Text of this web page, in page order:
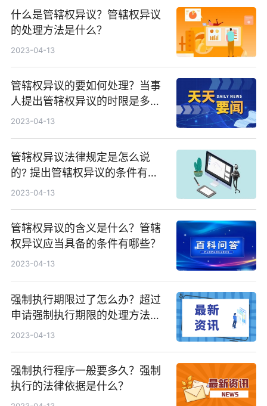
什么是管辖权异议？管辖权异议
的处理方法是什么？
2023-04-13
管辖权异议的要如何处理？当事
人提出管辖权异议的时限是多
久？
2023-04-13
管辖权异议法律规定是怎么说
的? 提出管辖权异议的条件有哪
些？
2023-04-13
管辖权异议的含义是什么？管辖
权异议应当具备的条件有哪些？
2023-04-13
强制执行期限过了怎么办？超过
申请强制执行期限的处理方法是
什么？
2023-04-13
强制执行程序一般要多久？强制
执行的法律依据是什么？